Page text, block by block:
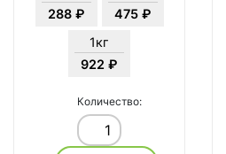
288 ₽
475 ₽
1кг
922 ₽
Количество: